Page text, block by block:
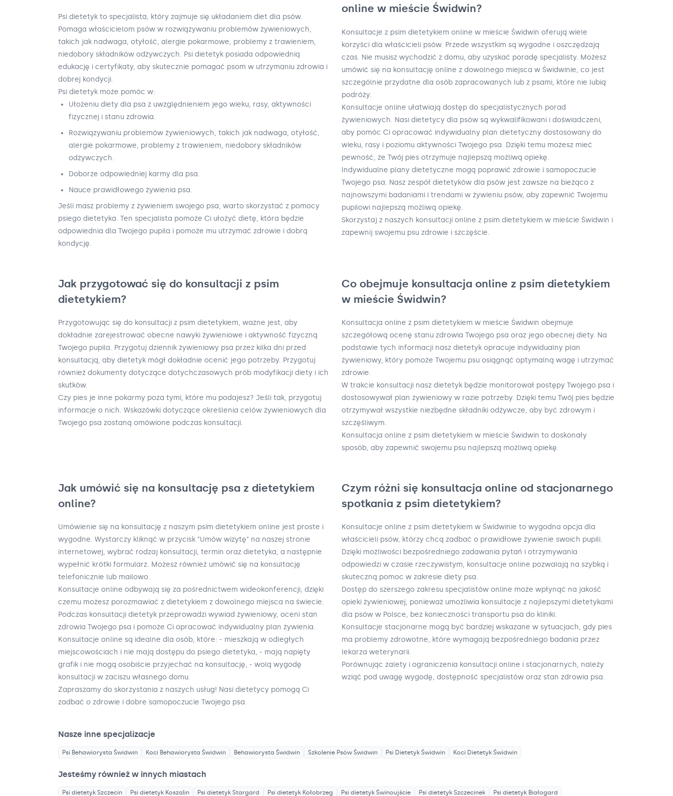
Psi dietetyk to specjalista, który zajmuje się układaniem diet dla psów.
Pomaga właścicielom psów w rozwiązywaniu problemów żywieniowych,
takich jak nadwaga, otyłość, alergie pokarmowe, problemy z trawieniem,
niedobory składników odżywczych. Psi dietetyk posiada odpowiednią
edukację i certyfikaty, aby skutecznie pomagać psom w utrzymaniu zdrowia i
dobrej kondycji.
Psi dietetyk może pomóc w:
Ułożeniu diety dla psa z uwzględnieniem jego wieku, rasy, aktywności
fizycznej i stanu zdrowia.
Rozwiązywaniu problemów żywieniowych, takich jak nadwaga, otyłość,
alergie pokarmowe, problemy z trawieniem, niedobory składników
odżywczych.
Doborze odpowiedniej karmy dla psa.
Nauce prawidłowego żywienia psa.
Jeśli masz problemy z żywieniem swojego psa, warto skorzystać z pomocy
psiego dietetyka. Ten specjalista pomoże Ci ułożyć dietę, która będzie
odpowiednia dla Twojego pupila i pomoże mu utrzymać zdrowie i dobrą
kondycję.
online w mieście Świdwin?
Konsultacje z psim dietetykiem online w mieście Świdwin oferują wiele
korzyści dla właścicieli psów. Przede wszystkim są wygodne i oszczędzają
czas. Nie musisz wychodzić z domu, aby uzyskać poradę specjalisty. Możesz
umówić się na konsultację online z dowolnego miejsca w Świdwinie, co jest
szczególnie przydatne dla osób zapracowanych lub z psami, które nie lubią
podróży.
Konsultacje online ułatwiają dostęp do specjalistycznych porad
żywieniowych. Nasi dietetycy dla psów są wykwalifikowani i doświadczeni,
aby pomóc Ci opracować indywidualny plan dietetyczny dostosowany do
wieku, rasy i poziomu aktywności Twojego psa. Dzięki temu możesz mieć
pewność, że Twój pies otrzymuje najlepszą możliwą opiekę.
Indywidualne plany dietetyczne mogą poprawić zdrowie i samopoczucie
Twojego psa. Nasz zespół dietetyków dla psów jest zawsze na bieżąco z
najnowszymi badaniami i trendami w żywieniu psów, aby zapewnić Twojemu
pupilowi najlepszą możliwą opiekę.
Skorzystaj z naszych konsultacji online z psim dietetykiem w mieście Świdwin i
zapewnij swojemu psu zdrowie i szczęście.
Jak przygotować się do konsultacji z psim
dietetykiem?
Przygotowując się do konsultacji z psim dietetykiem, ważne jest, aby
dokładnie zarejestrować obecne nawyki żywieniowe i aktywność fizyczną
Twojego pupila. Przygotuj dziennik żywieniowy psa przez kilka dni przed
konsultacją, aby dietetyk mógł dokładnie ocenić jego potrzeby. Przygotuj
również dokumenty dotyczące dotychczasowych prób modyfikacji diety i ich
skutków.
Czy pies je inne pokarmy poza tymi, które mu podajesz? Jeśli tak, przygotuj
informacje o nich. Wskazówki dotyczące określenia celów żywieniowych dla
Twojego psa zostaną omówione podczas konsultacji.
Co obejmuje konsultacja online z psim dietetykiem
w mieście Świdwin?
Konsultacja online z psim dietetykiem w mieście Świdwin obejmuje
szczegółową ocenę stanu zdrowia Twojego psa oraz jego obecnej diety. Na
podstawie tych informacji nasz dietetyk opracuje indywidualny plan
żywieniowy, który pomoże Twojemu psu osiągnąć optymalną wagę i utrzymać
zdrowie.
W trakcie konsultacji nasz dietetyk będzie monitorował postępy Twojego psa i
dostosowywał plan żywieniowy w razie potrzeby. Dzięki temu Twój pies będzie
otrzymywał wszystkie niezbędne składniki odżywcze, aby być zdrowym i
szczęśliwym.
Konsultacja online z psim dietetykiem w mieście Świdwin to doskonały
sposób, aby zapewnić swojemu psu najlepszą możliwą opiekę.
Jak umówić się na konsultację psa z dietetykiem
online?
Umówienie się na konsultację z naszym psim dietetykiem online jest proste i
wygodne. Wystarczy kliknąć w przycisk "Umów wizytę" na naszej stronie
internetowej, wybrać rodzaj konsultacji, termin oraz dietetyka, a następnie
wypełnić krótki formularz. Możesz również umówić się na konsultację
telefonicznie lub mailowo.
Konsultacje online odbywają się za pośrednictwem wideokonferencji, dzięki
czemu możesz porozmawiać z dietetykiem z dowolnego miejsca na świecie.
Podczas konsultacji dietetyk przeprowadzi wywiad żywieniowy, oceni stan
zdrowia Twojego psa i pomoże Ci opracować indywidualny plan żywienia.
Konsultacje online są idealne dla osób, które: - mieszkają w odległych
miejscowościach i nie mają dostępu do psiego dietetyka, - mają napięty
grafik i nie mogą osobiście przyjechać na konsultację, - wolą wygodę
konsultacji w zaciszu własnego domu.
Zapraszamy do skorzystania z naszych usług! Nasi dietetycy pomogą Ci
zadbać o zdrowie i dobre samopoczucie Twojego psa.
Czym różni się konsultacja online od stacjonarnego
spotkania z psim dietetykiem?
Konsultacje online z psim dietetykiem w Świdwinie to wygodna opcja dla
właścicieli psów, którzy chcą zadbać o prawidłowe żywienie swoich pupili.
Dzięki możliwości bezpośredniego zadawania pytań i otrzymywania
odpowiedzi w czasie rzeczywistym, konsultacje online pozwalają na szybką i
skuteczną pomoc w zakresie diety psa.
Dostęp do szerszego zakresu specjalistów online może wpłynąć na jakość
opieki żywieniowej, ponieważ umożliwia konsultacje z najlepszymi dietetykami
dla psów w Polsce, bez konieczności transportu psa do kliniki.
Konsultacje stacjonarne mogą być bardziej wskazane w sytuacjach, gdy pies
ma problemy zdrowotne, które wymagają bezpośredniego badania przez
lekarza weterynarii.
Porównując zalety i ograniczenia konsultacji online i stacjonarnych, należy
wziąć pod uwagę wygodę, dostępność specjalistów oraz stan zdrowia psa.
Nasze inne specjalizacje
Psi Behawiorysta Świdwin Koci Behawiorysta Świdwin Behawiorysta Świdwin Szkolenie Psów Świdwin Psi Dietetyk Świdwin Koci Dietetyk Świdwin
Jesteśmy również w innych miastach
Psi dietetyk Szczecin Psi dietetyk Koszalin Psi dietetyk Stargard Psi dietetyk Kołobrzeg Psi dietetyk Świnoujście Psi dietetyk Szczecinek Psi dietetyk Białogard